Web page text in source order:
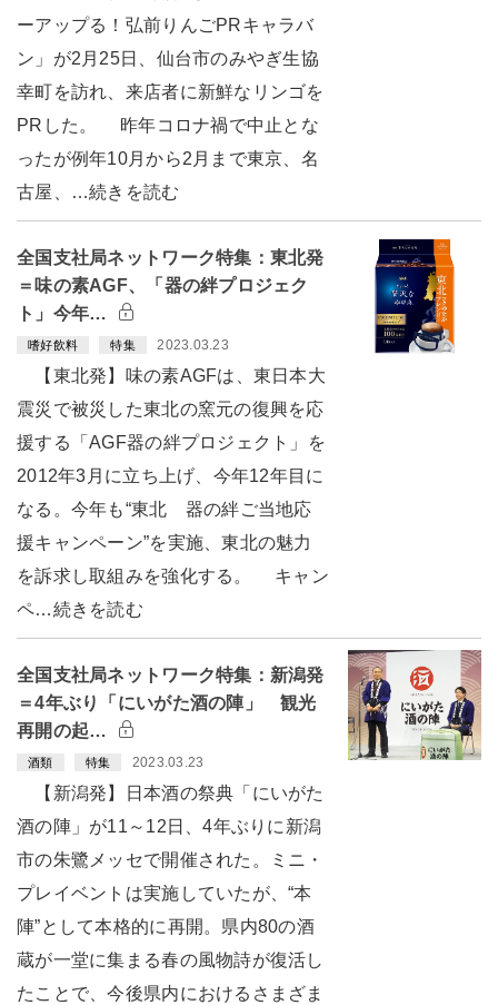
ーアップる！弘前りんごPRキャラバ
ン」が2月25日、仙台市のみやぎ生協
幸町を訪れ、来店者に新鮮なリンゴを
PRした。 昨年コロナ禍で中止とな
ったが例年10月から2月まで東京、名
古屋、…続きを読む
全国支社局ネットワーク特集：東北発
＝味の素AGF、「器の絆プロジェク
ト」今年…
嗜好飲料 特集 2023.03.23
【東北発】味の素AGFは、東日本大
震災で被災した東北の窯元の復興を応
援する「AGF器の絆プロジェクト」を
2012年3月に立ち上げ、今年12年目に
なる。今年も“東北 器の絆ご当地応
援キャンペーン”を実施、東北の魅力
を訴求し取組みを強化する。 キャン
ペ…続きを読む
全国支社局ネットワーク特集：新潟発
＝4年ぶり「にいがた酒の陣」 観光
再開の起…
酒類 特集 2023.03.23
【新潟発】日本酒の祭典「にいがた
酒の陣」が11～12日、4年ぶりに新潟
市の朱鷺メッセで開催された。ミニ・
プレイベントは実施していたが、“本
陣”として本格的に再開。県内80の酒
蔵が一堂に集まる春の風物詩が復活し
たことで、今後県内におけるさまざま